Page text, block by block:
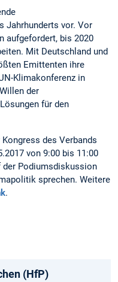
Jahrhunderts vor. Vor
aufgefordert, bis 2020
Mit Deutschland und
Emittenten ihre
Klimakonferenz in
der
für den
des Verbands
von 9:00 bis 11:00
der Podiumsdiskussion
sprechen. Weitere
.
(HfP)